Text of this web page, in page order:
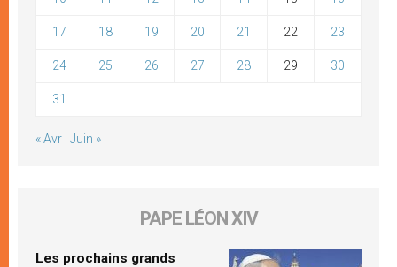
17 18 19 20 21 22 23
24 25 26 27 28 29 30
31
« Avr Juin »
PAPE LÉON XIV
Les prochains grands